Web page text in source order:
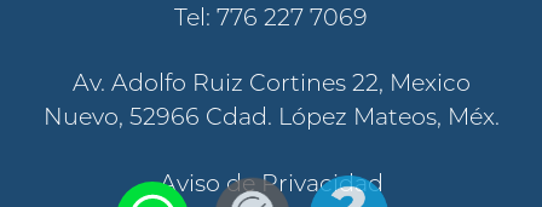
Tel: 776 227 7069
Av. Adolfo Ruiz Cortines 22, Mexico
Nuevo, 52966 Cdad. López Mateos, Méx.
Aviso de Privacidad